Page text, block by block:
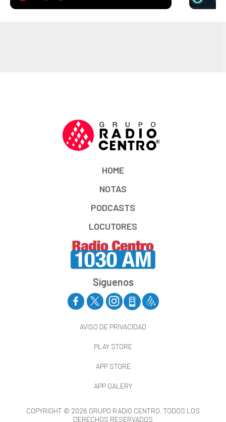
HOME
NOTAS
PODCASTS
LOCUTORES
Síguenos
AVISO DE PRIVACIDAD
PLAY STORE
APP STORE
APP GALERY
COPYRIGHT © 2026 GRUPO RADIO CENTRO. TODOS LOS
DERECHOS RESERVADOS